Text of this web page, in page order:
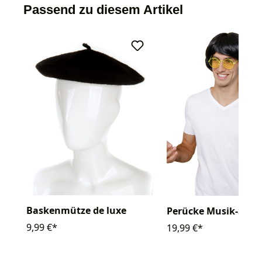
Passend zu diesem Artikel
Baskenmütze de luxe
9,99 €*
Perücke Musik-Star
19,99 €*